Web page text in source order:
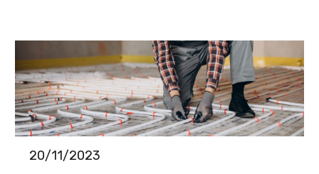
20/11/2023